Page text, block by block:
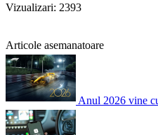
Vizualizari: 2393
Articole asemanatoare
Anul 2026 vine